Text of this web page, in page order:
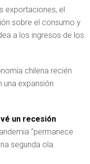
exportaciones, el
sobre el consumo y
a los ingresos de los
chilena recién
una expansión
un recesión
“permanece
segunda ola.